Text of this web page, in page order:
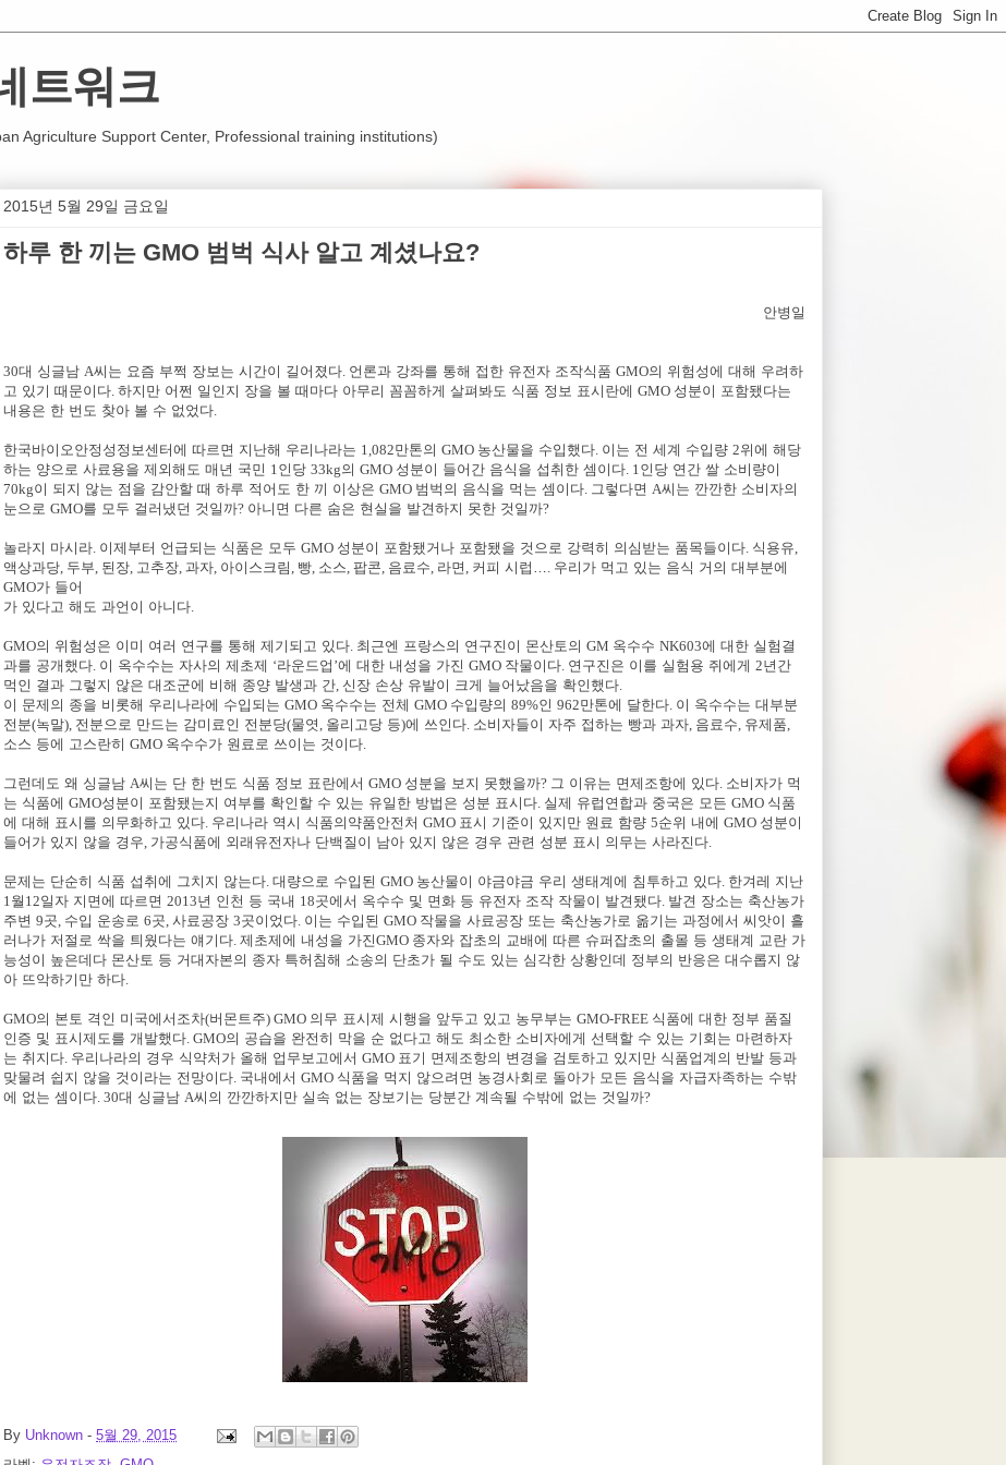
트워크
Agriculture Support Center, Professional training institutions)
2015년 5월 29일 금요일
하루 한 끼는 GMO 범벅 식사 알고 계셨나요?
안병일
30대 싱글남 A씨는 요즘 부쩍 장보는 시간이 길어졌다. 언론과 강좌를 통해 접한 유전자 조작식품 GMO의 위험성에 대해 우려하
고 있기 때문이다. 하지만 어쩐 일인지 장을 볼 때마다 아무리 꼼꼼하게 살펴봐도 식품 정보 표시란에 GMO 성분이 포함됐다는
내용은 한 번도 찾아 볼 수 없었다.
한국바이오안정성정보센터에 따르면 지난해 우리나라는 1,082만톤의 GMO 농산물을 수입했다. 이는 전 세계 수입량 2위에 해당
하는 양으로 사료용을 제외해도 매년 국민 1인당 33kg의 GMO 성분이 들어간 음식을 섭취한 셈이다. 1인당 연간 쌀 소비량이
70kg이 되지 않는 점을 감안할 때 하루 적어도 한 끼 이상은 GMO 범벅의 음식을 먹는 셈이다. 그렇다면 A씨는 깐깐한 소비자의
눈으로 GMO를 모두 걸러냈던 것일까? 아니면 다른 숨은 현실을 발견하지 못한 것일까?
놀라지 마시라. 이제부터 언급되는 식품은 모두 GMO 성분이 포함됐거나 포함됐을 것으로 강력히 의심받는 품목들이다. 식용유,
액상과당, 두부, 된장, 고추장, 과자, 아이스크림, 빵, 소스, 팝콘, 음료수, 라면, 커피 시럽 …. 우리가 먹고 있는 음식 거의 대부분에
GMO가 들어
가 있다고 해도 과언이 아니다.
GMO의 위험성은 이미 여러 연구를 통해 제기되고 있다. 최근엔 프랑스의 연구진이 몬산토의 GM 옥수수 NK603에 대한 실험결
과를 공개했다. 이 옥수수는 자사의 제초제 ‘라운드업 ’에 대한 내성을 가진 GMO 작물이다. 연구진은 이를 실험용 쥐에게 2년간
먹인 결과 그렇지 않은 대조군에 비해 종양 발생과 간, 신장 손상 유발이 크게 늘어났음을 확인했다.
이 문제의 종을 비롯해 우리나라에 수입되는 GMO 옥수수는 전체 GMO 수입량의 89%인 962만톤에 달한다. 이 옥수수는 대부분
전분(녹말), 전분으로 만드는 감미료인 전분당(물엿, 올리고당 등)에 쓰인다. 소비자들이 자주 접하는 빵과 과자, 음료수, 유제품,
소스 등에 고스란히 GMO 옥수수가 원료로 쓰이는 것이다.
그런데도 왜 싱글남 A씨는 단 한 번도 식품 정보 표란에서 GMO 성분을 보지 못했을까? 그 이유는 면제조항에 있다. 소비자가 먹
는 식품에 GMO성분이 포함됐는지 여부를 확인할 수 있는 유일한 방법은 성분 표시다. 실제 유럽연합과 중국은 모든 GMO 식품
에 대해 표시를 의무화하고 있다. 우리나라 역시 식품의약품안전처 GMO 표시 기준이 있지만 원료 함량 5순위 내에 GMO 성분이
들어가 있지 않을 경우, 가공식품에 외래유전자나 단백질이 남아 있지 않은 경우 관련 성분 표시 의무는 사라진다.
문제는 단순히 식품 섭취에 그치지 않는다. 대량으로 수입된 GMO 농산물이 야금야금 우리 생태계에 침투하고 있다. 한겨레 지난
1월 12일자 지면에 따르면 2013년 인천 등 국내 18곳에서 옥수수 및 면화 등 유전자 조작 작물이 발견됐다. 발견 장소는 축산농가
주변 9곳, 수입 운송로 6곳, 사료공장 3곳이었다. 이는 수입된 GMO 작물을 사료공장 또는 축산농가로 옮기는 과정에서 씨앗이 흘
러나가 저절로 싹을 틔웠다는 얘기다. 제초제에 내성을 가진GMO 종자와 잡초의 교배에 따른 슈퍼잡초의 출몰 등 생태계 교란 가
능성이 높은데다 몬산토 등 거대자본의 종자 특허침해 소송의 단초가 될 수도 있는 심각한 상황인데 정부의 반응은 대수롭지 않
아 뜨악하기만 하다.
GMO의 본토 격인 미국에서조차(버몬트주) GMO 의무 표시제 시행을 앞두고 있고 농무부는 GMO-FREE 식품에 대한 정부 품질
인증 및 표시제도를 개발했다. GMO의 공습을 완전히 막을 순 없다고 해도 최소한 소비자에게 선택할 수 있는 기회는 마련하자
는 취지다. 우리나라의 경우 식약처가 올해 업무보고에서 GMO 표기 면제조항의 변경을 검토하고 있지만 식품업계의 반발 등과
맞물려 쉽지 않을 것이라는 전망이다. 국내에서 GMO 식품을 먹지 않으려면 농경사회로 돌아가 모든 음식을 자급자족하는 수밖
에 없는 셈이다. 30대 싱글남 A씨의 깐깐하지만 실속 없는 장보기는 당분간 계속될 수밖에 없는 것일까?
By Unknown - 5월 29, 2015